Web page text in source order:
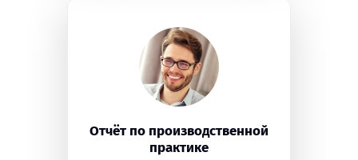
Отчёт по производственной
практике